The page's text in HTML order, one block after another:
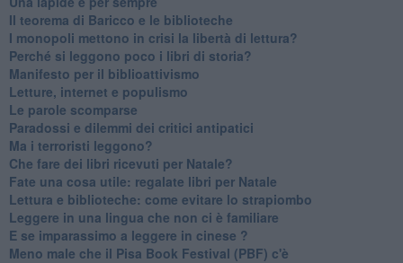
Il teorema di Baricco e le biblioteche
I monopoli mettono in crisi la libertà di lettura?
​Perché si leggono poco i libri di storia?
​Manifesto per il biblioattivismo
Letture, internet e populismo
​Le parole scomparse
​Paradossi e dilemmi dei critici antipatici
Ma i terroristi leggono?
​Che fare dei libri ricevuti per Natale?
​Fate una cosa utile: regalate libri per Natale
​Lettura e biblioteche: come evitare lo strapiombo
Leggere in una lingua che non ci è familiare
​E se imparassimo a leggere in cinese ?
​Meno male che il Pisa Book Festival (PBF) c'è